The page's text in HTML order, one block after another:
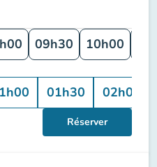
09h30 10h00
01h30 02h00
Réserver